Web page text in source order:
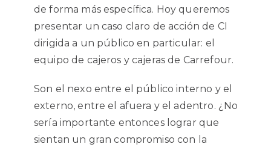
de forma más específica. Hoy queremos
presentar un caso claro de acción de CI
dirigida a un público en particular: el
equipo de cajeros y cajeras de Carrefour.
Son el nexo entre el público interno y el
externo, entre el afuera y el adentro. ¿No
sería importante entonces lograr que
sientan un gran compromiso con la